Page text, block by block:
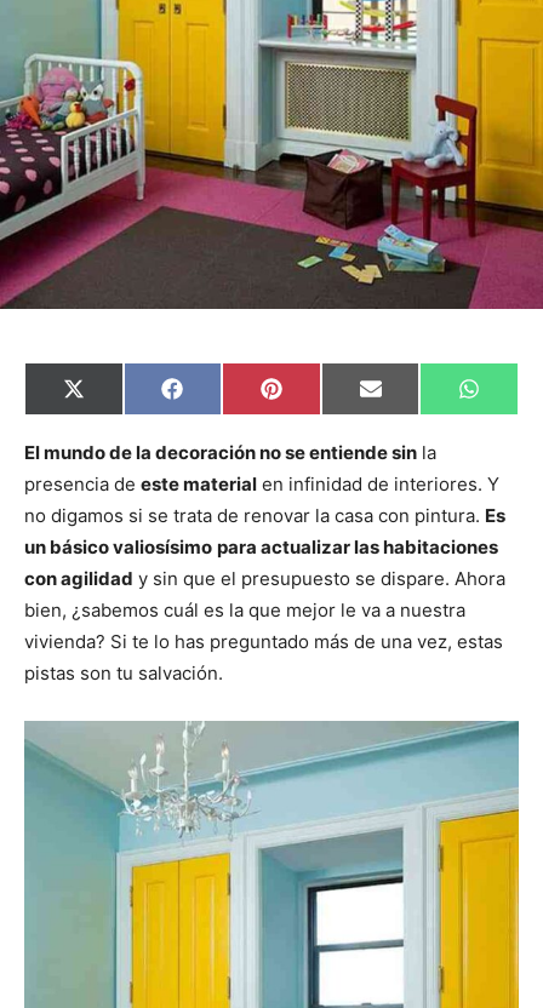
C
o
p
r
i
r
e
n
X
(
w
t
t
e
r
)
C
o
p
r
i
r
e
n
F
a
e
o
o
k
C
o
p
r
i
r
e
n
P
i
t
r
e
s
t
C
o
p
r
i
r
e
n
E
m
i
C
o
r
i
r
e
n
W
h
A
p
p
El mundo de la decoración no se entiende sin la
presencia de este material en infinidad de interiores. Y
no digamos si se trata de renovar la casa con pintura. Es
un básico valiosísimo para actualizar las habitaciones
con agilidad y sin que el presupuesto se dispare. Ahora
bien, ¿sabemos cuál es la que mejor le va a nuestra
vivienda? Si te lo has preguntado más de una vez, estas
pistas son tu salvación.